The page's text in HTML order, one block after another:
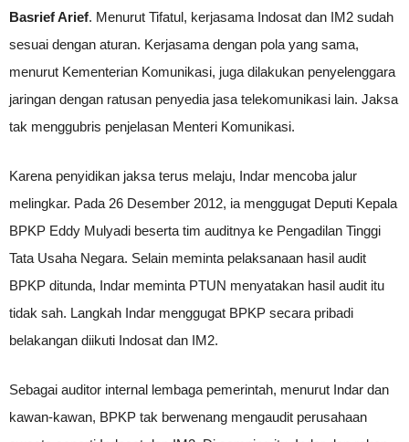
Basrief Arief. Menurut Tifatul, kerjasama Indosat dan IM2 sudah
sesuai dengan aturan. Kerjasama dengan pola yang sama,
menurut Kementerian Komunikasi, juga dilakukan penyelenggara
jaringan dengan ratusan penyedia jasa telekomunikasi lain. Jaksa
tak menggubris penjelasan Menteri Komunikasi.
Karena penyidikan jaksa terus melaju, Indar mencoba jalur
melingkar. Pada 26 Desember 2012, ia menggugat Deputi Kepala
BPKP Eddy Mulyadi beserta tim auditnya ke Pengadilan Tinggi
Tata Usaha Negara. Selain meminta pelaksanaan hasil audit
BPKP ditunda, Indar meminta PTUN menyatakan hasil audit itu
tidak sah. Langkah Indar menggugat BPKP secara pribadi
belakangan diikuti Indosat dan IM2.
Sebagai auditor internal lembaga pemerintah, menurut Indar dan
kawan-kawan, BPKP tak berwenang mengaudit perusahaan